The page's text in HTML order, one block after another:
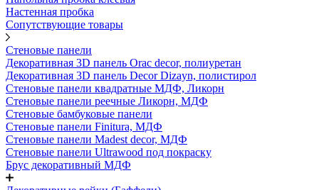
Настенная пробка
Сопутствующие товары
Стеновые панели
Декоративная 3D панель Orac decor, полиуретан
Декоративная 3D панель Decor Dizayn, полистирол
Стеновые панели квадратные МДФ, Ликорн
Стеновые панели реечные Ликорн, МДФ
Стеновые бамбуковые панели
Стеновые панели Finitura, МДФ
Стеновые панели Madest decor, МДФ
Стеновые панели Ultrawood под покраску
Брус декоративный МДФ